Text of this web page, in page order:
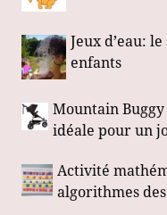
Jeux d’eau:
enfants
Mountain Buggy
idéale pour un
Activité
algorithmes